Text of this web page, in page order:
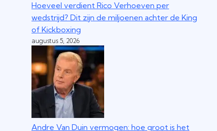
Hoeveel verdient Rico Verhoeven per
wedstrijd? Dit zijn de miljoenen achter de King
of Kickboxing
augustus 5, 2026
Andre Van Duin vermogen: hoe groot is het